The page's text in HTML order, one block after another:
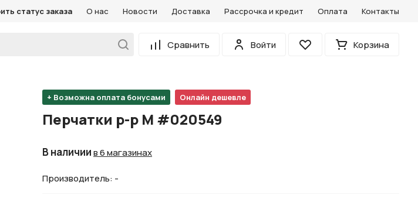
статус заказа О нас Новости Доставка Рассрочка и кредит Оплата Контакты
Сравнить
Войти
Избранное Корзина
+ Возможна оплата бонусами Онлайн дешевле
Перчатки р-р M #020549
В наличиив 6 магазинах
Производитель: -